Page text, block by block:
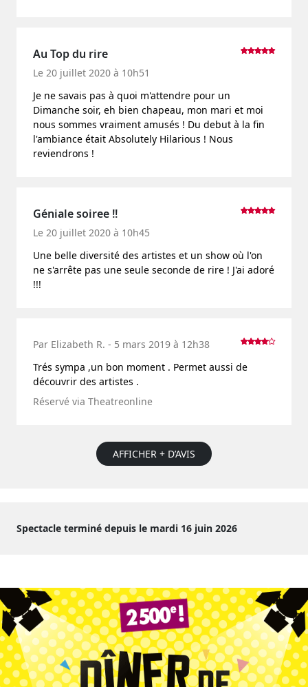
Au Top du rire
Le 20 juillet 2020 à 10h51
Je ne savais pas à quoi m'attendre pour un
Dimanche soir, eh bien chapeau, mon mari et moi
nous sommes vraiment amusés ! Du debut à la fin
l'ambiance était Absolutely Hilarious ! Nous
reviendrons !
Géniale soiree !!
Le 20 juillet 2020 à 10h45
Une belle diversité des artistes et un show où l'on
ne s'arrête pas une seule seconde de rire ! J'ai adoré
!!!
Par Elizabeth R. - 5 mars 2019 à 12h38
Trés sympa ,un bon moment . Permet aussi de
découvrir des artistes .
Réservé via Theatreonline
AFFICHER + D’AVIS
Spectacle terminé depuis le mardi 16 juin 2026